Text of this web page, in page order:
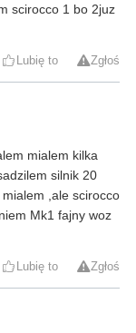
scirocco 1 bo 2juz
Lubię to Zgłoś
mialem kilka
silnik 20
,ale scirocco
Mk1 fajny woz
Lubię to Zgłoś